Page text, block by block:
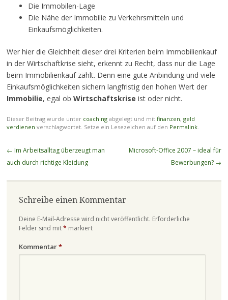
Die Immobilen-Lage
Die Nähe der Immobilie zu Verkehrsmitteln und
Einkaufsmöglichkeiten.
Wer hier die Gleichheit dieser drei Kriterien beim Immobilienkauf
in der Wirtschaftkrise sieht, erkennt zu Recht, dass nur die Lage
beim Immobilienkauf zählt. Denn eine gute Anbindung und viele
Einkaufsmöglichkeiten sichern langfristig den hohen Wert der
Immobilie, egal ob Wirtschaftskrise ist oder nicht.
Dieser Beitrag wurde unter coachingabgelegt und mit finanzen, geld
verdienen verschlagwortet. Setze ein Lesezeichen auf den Permalink.
Beitragsnavigation
← Im Arbeitsalltag überzeugt man
auch durch richtige Kleidung
Microsoft-Office 2007 – ideal für
Bewerbungen? →
Schreibe einen Kommentar
Deine E-Mail-Adresse wird nicht veröffentlicht. Erforderliche
Felder sind mit* markiert
Kommentar*